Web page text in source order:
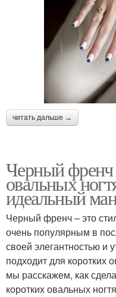
Черно-розовый
маникюр
Маникюр с
серебряными
акцентами
Маникюр с
серебряными
Маникюр с
серебряными
читать дальше →
Черный френч
овальных
идеальный
Черный френч – это
очень популярным в
своей элегантностью и
подходит для коротких
мы расскажем, как
коротких овальных